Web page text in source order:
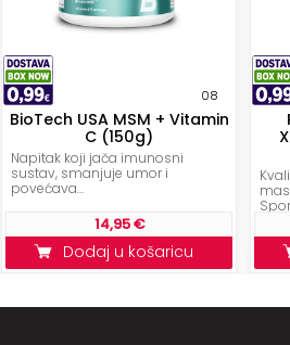
08
BioTech USA MSM + Vitamin
C (150g)
Napitak koji jača imunosni
sustav, smanjuje umor i
povećava...
14,95 €
Dodaj u košaricu